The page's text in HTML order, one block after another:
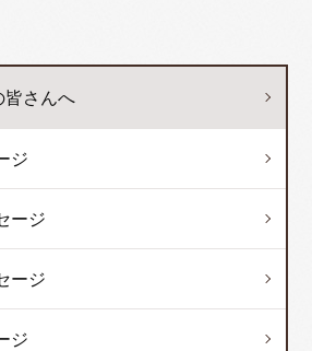
皆さんへ
ジ
ージ
ージ
ジ